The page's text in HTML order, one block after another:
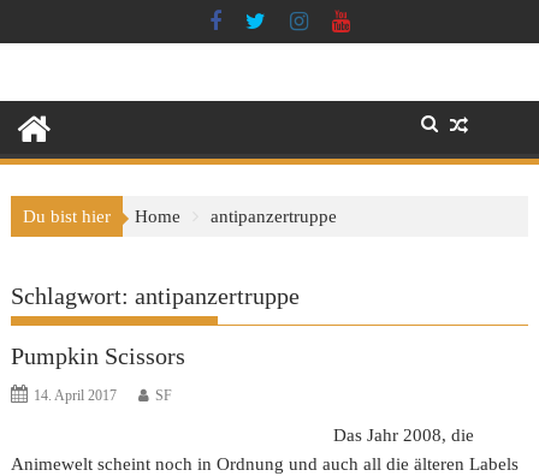
to
Du bist hier Home antipanzertruppe
Schlagwort:antipanzertruppe
Pumpkin Scissors
14. April 2017 SF
Das Jahr 2008, die
Animewelt scheint noch in Ordnung und auch all die älteren Labels